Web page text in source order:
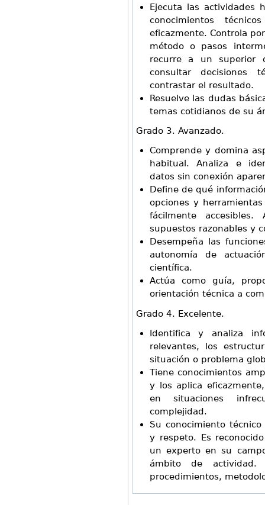
Ejecuta las actividades
conocimientos
eficazmente. Controla
método o pasos
recurre a un superior
consultar decisiones
contrastar el resultado.
Resuelve las dudas
temas cotidianos de su
Grado 3. Avanzado.
Comprende y domina
habitual. Analiza e
datos sin conexión
Define de qué
opciones y
fácilmente
supuestos razonables y
Desempeña las
autonomía de
científica.
Actúa como guía,
orientación técnica a
Grado 4. Excelente.
Identifica y analiza
relevantes, los
situación o problema
Tiene conocimientos
y los aplica
en situaciones
complejidad.
Su conocimiento
y respeto. Es
un experto en su
ámbito de actividad.
procedimientos,